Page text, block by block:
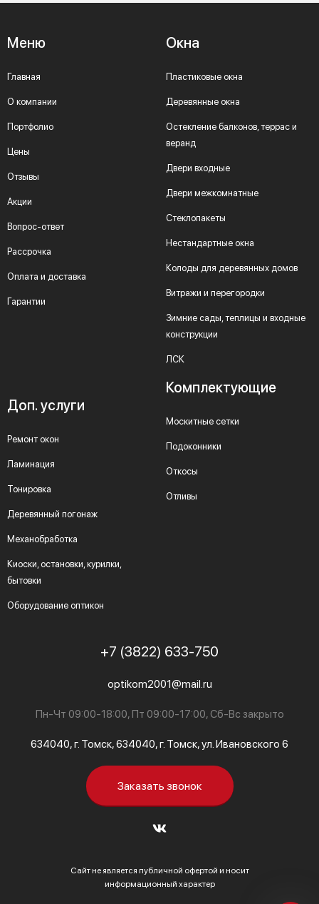
Меню
Главная
О компании
Портфолио
Цены
Отзывы
Акции
Вопрос-ответ
Рассрочка
Оплата и доставка
Гарантии
Окна
Пластиковые окна
Деревянные окна
Остекление балконов, террас и
веранд
Двери входные
Двери межкомнатные
Стеклопакеты
Нестандартные окна
Колоды для деревянных домов
Витражи и перегородки
Зимние сады, теплицы и входные
конструкции
ЛСК
Доп. услуги
Ремонт окон
Ламинация
Тонировка
Деревянный погонаж
Механобработка
Киоски, остановки, курилки,
бытовки
Оборудование оптикон
Комплектующие
Москитные сетки
Подоконники
Откосы
Отливы
+7 (3822) 633-750
optikom2001@mail.ru
Пн-Чт 09:00-18:00, Пт 09:00-17:00, Сб-Вс закрыто
634040, г. Томск,634040, г. Томск, ул. Ивановского 6
Заказать звонок
Сайт не является публичной офертой и носит
информационный характер